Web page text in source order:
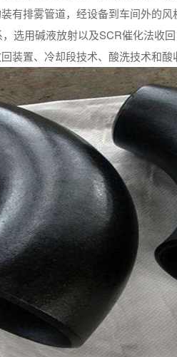
有排雾管道，经设备到车间外的风
选用碱液放射以及SCR催化法收
装置、冷却段技术、酸洗技术和酸